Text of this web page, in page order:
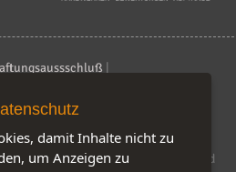
Produktbezeichnungen, Namen und
damit Inhalte nicht zu
um Anzeigen zu